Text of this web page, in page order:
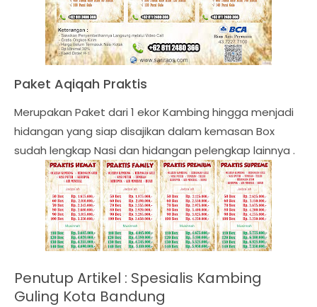
Paket Aqiqah Praktis
Merupakan Paket dari 1 ekor Kambing hingga menjadi
hidangan yang siap disajikan dalam kemasan Box
sudah lengkap Nasi dan hidangan pelengkap lainnya .
Penutup Artikel : Spesialis Kambing
Guling Kota Bandung